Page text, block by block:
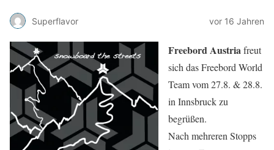
Superflavor vor 16 Jahren
Freebord Austriafreut
sich das Freebord World
Team vom 27.8. & 28.8.
in Innsbruck zu
begrüßen.
Nach mehreren Stopps